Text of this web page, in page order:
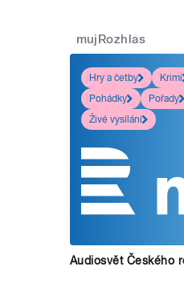
mujRozhlas
Hry a četby
Krimi
Pohádky
Pořady
Živé vysílání
Audiosvět Českého